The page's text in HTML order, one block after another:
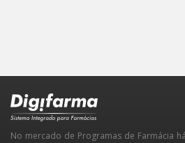
No mercado de Programas de Farmácia